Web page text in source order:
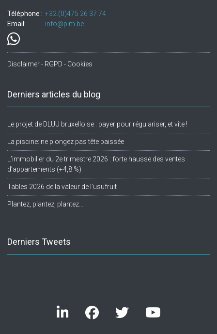
Téléphone : +32.(0)475 26 37 74
Email:
info@pim.be
Disclaimer - RGPD - Cookies
Derniers articles du blog
Le projet de DLUU bruxelloise : payer pour régulariser, et vite !
La piscine: ne plongez pas tête baissée
L’immobilier du 2e trimestre 2026 : forte hausse des ventes
d’appartements (+4,8 %)
Tables 2026 de la valeur de l’usufruit
Plantez, plantez, plantez…
Derniers Tweets